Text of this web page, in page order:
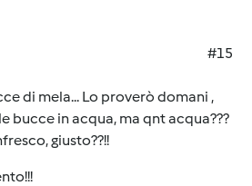
#15
di mela... Lo proverò domani ,
bucce in acqua, ma qnt acqua???
giusto??!!